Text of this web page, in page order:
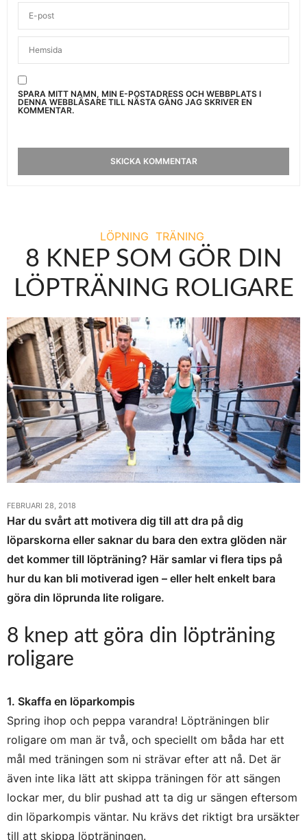
SPARA MITT NAMN, MIN E-POSTADRESS OCH WEBBPLATS I
DENNA WEBBLÄSARE TILL NÄSTA GÅNG JAG SKRIVER EN
KOMMENTAR.
LÖPNING TRÄNING
8 KNEP SOM GÖR DIN
LÖPTRÄNING ROLIGARE
FEBRUARI 28, 2018
Har du svårt att motivera dig till att dra på dig
löparskorna eller saknar du bara den extra glöden när
det kommer till löpträning? Här samlar vi flera tips på
hur du kan bli motiverad igen – eller helt enkelt bara
göra din löprunda lite roligare.
8 knep att göra din löpträning
roligare
1. Skaffa en löparkompis
Spring ihop och peppa varandra! Löpträningen blir
roligare om man är två, och speciellt om båda har ett
mål med träningen som ni strävar efter att nå. Det är
även inte lika lätt att skippa träningen för att sängen
lockar mer, du blir pushad att ta dig ur sängen eftersom
din löparkompis väntar. Nu krävs det riktigt bra ursäkter
till att skippa löpträningen.